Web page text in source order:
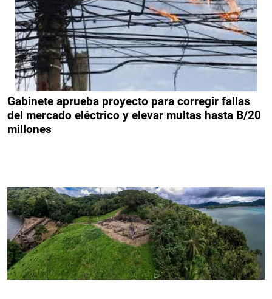
Gabinete aprueba proyecto para corregir fallas
del mercado eléctrico y elevar multas hasta B/20
millones